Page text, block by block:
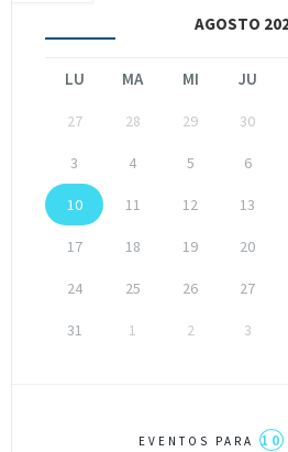
AGOSTO
LU MA MI JU
27 28 29 30
3 4 5 6
10 11 12 13
17 18 19 20
24 25 26 27
31 1 2 3
EVENTOS PARA 10